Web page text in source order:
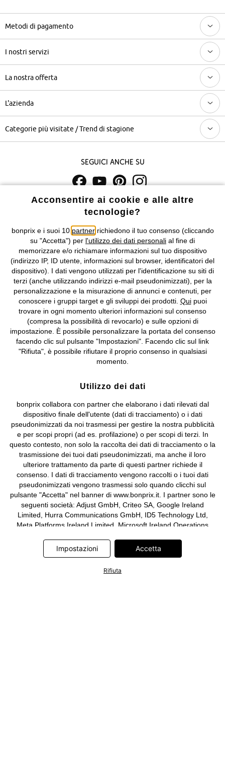
Metodi di pagamento
I nostri servizi
La nostra offerta
L'azienda
Categorie più visitate / Trend di stagione
Seguici anche su
I prezzi sono IVA inclusa. Non includonole spese di spedizione e i
costi di servizio.
Condizioni di vendita Accessibilità
Informativa privacy e cookie Gestione dei cookie
Informazioni legali Diritto di recesso
©2026 bonprix.Tutti i diritti riservati.
bonprix S.r.l. con socio unico, sede legale: via Adua 33 - 13855
Valdengo (BI) C.F. 01510910027 - P.I. 01939830020, Reg. Imprese di
Biella n. 01510910027, R.E.A. BI - 171345, N. Reg. Pile:
IT09060P00000858, N. Reg. AEE: IT08020000002105 Capitale
Sociale: euro 1.000.000 i.v, Società soggetta all'attività di direzione
e coordinamento di bonprix Beteiligungs -Verwaltungsgesellschaft
Acconsentire ai cookie e alle altre
tecnologie?
bonprix e i suoi 10 partnerrichiedono il tuo consenso (cliccando
su "Accetta") per l'utilizzo dei dati personali al fine di
memorizzare e/o richiamare informazioni sul tuo dispositivo
(indirizzo IP, ID utente, informazioni sul browser, identificatori del
dispositivo). I dati vengono utilizzati per l'identificazione su siti di
terzi (anche utilizzando indirizzi e-mail pseudonimizzati), per la
personalizzazione e la misurazione di annunci e contenuti, per
conoscere i gruppi target e gli sviluppi dei prodotti. Quipuoi
trovare in ogni momento ulteriori informazioni sul consenso
(compresa la possibilità di revocarlo) e sulle opzioni di
impostazione. È possibile personalizzare la portata del consenso
facendo clic sul pulsante "Impostazioni". Facendo clic sul link
"Rifiuta", è possibile rifiutare il proprio consenso in qualsiasi
momento.
Utilizzo dei dati
bonprix collabora con partner che elaborano i dati rilevati dal
dispositivo finale dell'utente (dati di tracciamento) o i dati
pseudonimizzati da noi trasmessi per gestire la nostra pubblicità
e per scopi propri (ad es. profilazione) o per scopi di terzi. In
questo contesto, non solo la raccolta dei dati di tracciamento o la
trasmissione dei tuoi dati pseudonimizzati, ma anche il loro
ulteriore trattamento da parte di questi partner richiede il
consenso. I dati di tracciamento vengono raccolti o i tuoi dati
pseudonimizzati vengono trasmessi solo quando clicchi sul
pulsante "Accetta" nel banner di www.bonprix.it. I partner sono le
seguenti società: Adjust GmbH, Criteo SA, Google Ireland
Limited, Hurra Communications GmbH, ID5 Technology Ltd,
Meta Platforms Ireland Limited, Microsoft Ireland Operations
Information Technologies UK Limited. Ulteriori informazioni sul
trattamento dei dati da parte di questi partner sono disponibili
accessibile anche tramite un link nel banner.
Impostazioni Accetta
Rifiuta